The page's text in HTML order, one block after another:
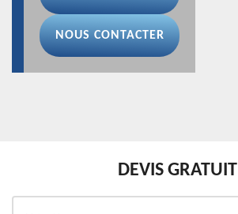
NOUS CONTACTER
DEVIS GRATUIT